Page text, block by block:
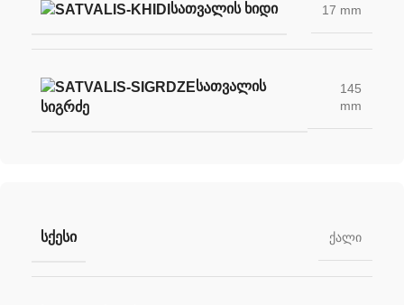
ᲡᲐᲗᲕᲐᲚᲘᲡ ᲮᲘᲓᲘ 17 mm
ᲡᲐᲗᲕᲐᲚᲘᲡ
ᲡᲘᲒᲠᲫᲔ
145
mm
ᲡᲥᲔᲡᲘ ქალი